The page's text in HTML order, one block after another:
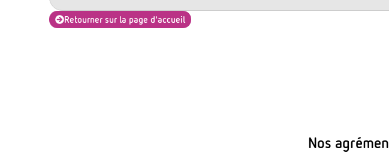
Retourner sur la page d'accueil
Nos